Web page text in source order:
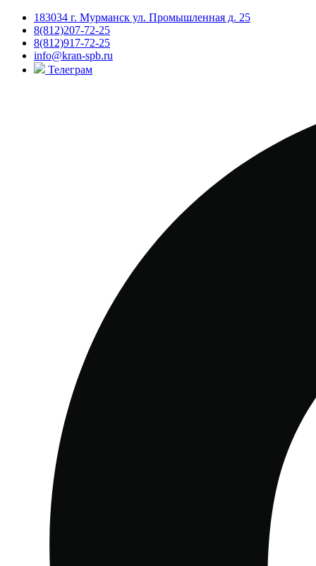
183034 г. Мурманск ул. Промышленная д. 25
8(812)207-72-25
8(812)917-72-25
info@kran-spb.ru
Телеграм